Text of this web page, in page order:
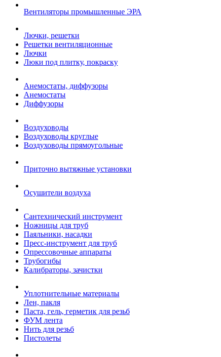
Вентиляторы промышленные ЭРА
Лючки, решетки
Решетки вентиляционные
Лючки
Люки под плитку, покраску
Анемостаты, диффузоры
Анемостаты
Диффузоры
Воздуховоды
Воздуховоды круглые
Воздуховоды прямоугольные
Приточно вытяжные установки
Осушители воздуха
Сантехнический инструмент
Ножницы для труб
Паяльники, насадки
Пресс-инструмент для труб
Опрессовочные аппараты
Трубогибы
Калибраторы, зачистки
Уплотнительные материалы
Лен, пакля
Паста, гель, герметик для резьб
ФУМ лента
Нить для резьб
Пистолеты